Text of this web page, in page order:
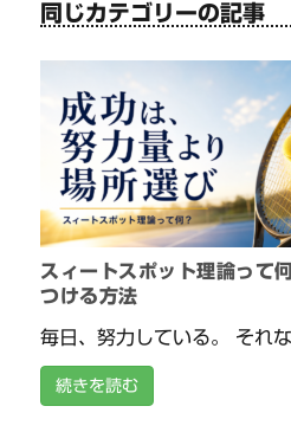
同じカテゴリーの記事
スィートスポット理論って
つける方法
毎日、努力している。 それ
続きを読む